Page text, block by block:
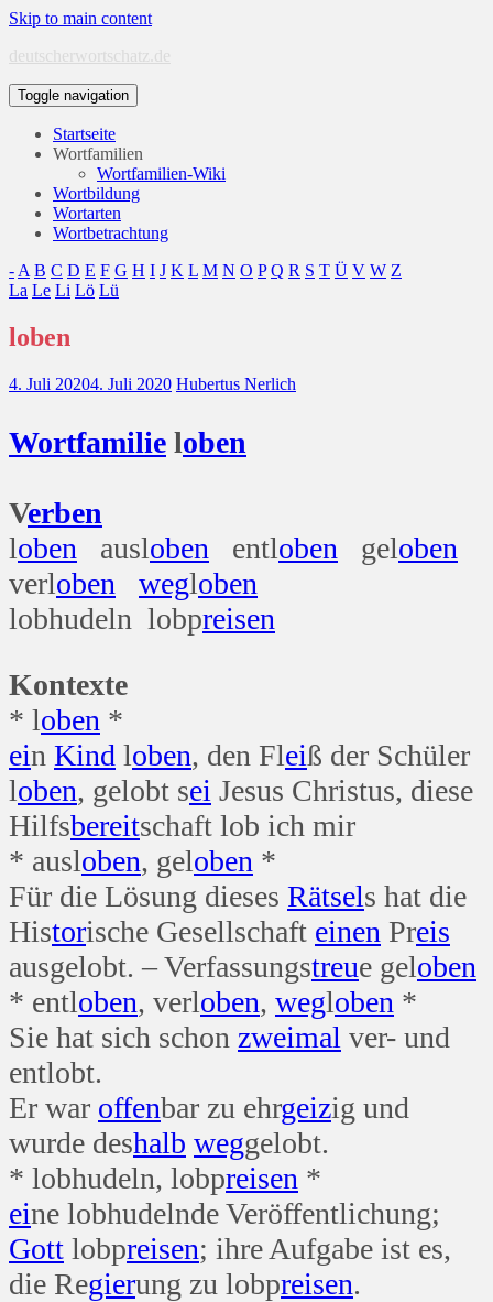
Skip to main content
deutscherwortschatz.de
Toggle navigation
Startseite
Wortfamilien
Wortfamilien-Wiki
Wortbildung
Wortarten
Wortbetrachtung
- A B C D E F G H I J K L M N O P Q R S T Ü V W Z
La Le Li Lö Lü
loben
4. Juli 20204. Juli 2020 Hubertus Nerlich
Wortfamilie loben
Verben
loben ausloben entloben geloben
verloben wegloben
lobhudeln lobpreisen
Kontexte
* loben *
ein Kind loben, den Fleiß der Schüler
loben, gelobt sei Jesus Christus, diese
Hilfsbereitschaft lob ich mir
* ausloben, geloben *
Für die Lösung dieses Rätsels hat die
Historische Gesellschaft einen Preis
ausgelobt. – Verfassungstreue geloben
* entloben, verloben, wegloben *
Sie hat sich schon zweimal ver- und
entlobt.
Er war offenbar zu ehrgeizig und
wurde deshalb weggelobt.
* lobhudeln, lobpreisen *
eine lobhudelnde Veröffentlichung;
Gott lobpreisen; ihre Aufgabe ist es,
die Regierung zu lobpreisen.